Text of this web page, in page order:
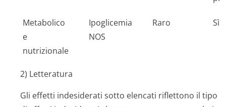
Metabolico
e
nutrizionale
Ipoglicemia
NOS
Raro Sì
2) Letteratura
Gli effetti indesiderati sotto elencati riflettono il tipo